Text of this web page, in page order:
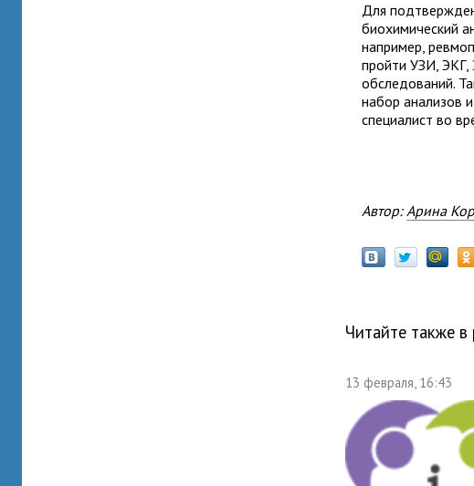
Для
биохимический
например,
пройти УЗИ,
обследований.
набор анализов
специалист во
Автор:Арина
Читайте также в
13 февраля, 16:43